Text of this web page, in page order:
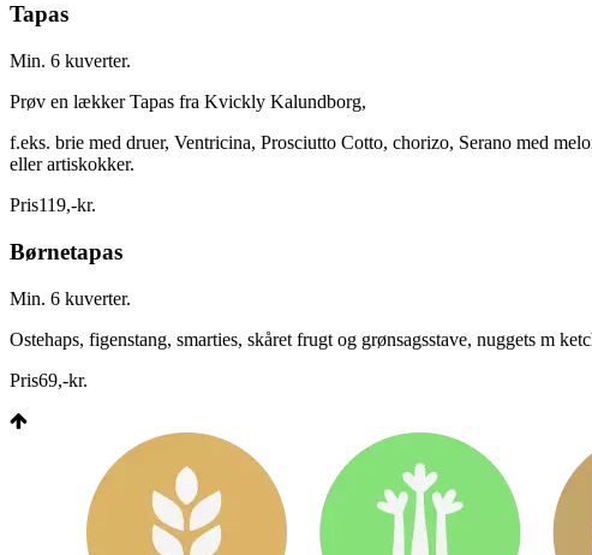
Tapas
Min. 6 kuverter.
Prøv en lækker Tapas fra Kvickly Kalundborg,
f.eks. brie med druer, Ventricina, Prosciutto Cotto, chorizo, Serano med
eller artiskokker.
Pris119,-kr.
Børnetapas
Min. 6 kuverter.
Ostehaps, figenstang, smarties, skåret frugt og grønsagsstave, nuggets m
Pris69,-kr.